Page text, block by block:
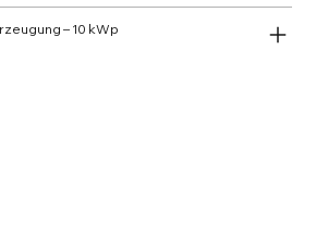
– 10 kWp